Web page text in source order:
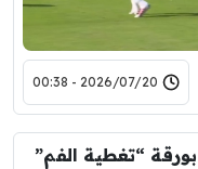
2026/07/20 - 00:38
“تغطية الفم”